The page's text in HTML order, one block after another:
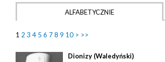
ALFABETYCZNIE
1 2 3 4 5 6 78 9 10 > >>
Dionizy (Waledyński)